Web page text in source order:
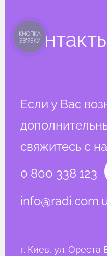
Если у Вас
свяжитесь с
0 800 338 123
г. Киев, ул. Ореста
КНОПКА
ЗВ'ЯЗКУ